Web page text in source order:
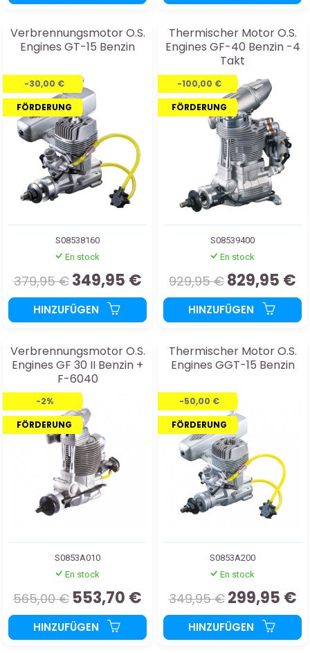
Verbrennungsmotor O.S.
Engines GT-15 Benzin
-30,00 €
FÖRDERUNG
S08538160
En stock
379,95 € 349,95 €
HINZUFÜGEN
Thermischer Motor O.S.
Engines GF-40 Benzin -4
Takt
-100,00 €
FÖRDERUNG
S08539400
En stock
929,95 € 829,95 €
HINZUFÜGEN
Verbrennungsmotor O.S.
Engines GF 30 II Benzin +
F-6040
-2%
FÖRDERUNG
S0853A010
En stock
565,00 € 553,70 €
HINZUFÜGEN
Thermischer Motor O.S.
Engines GGT-15 Benzin
-50,00 €
FÖRDERUNG
S0853A200
En stock
349,95 € 299,95 €
HINZUFÜGEN